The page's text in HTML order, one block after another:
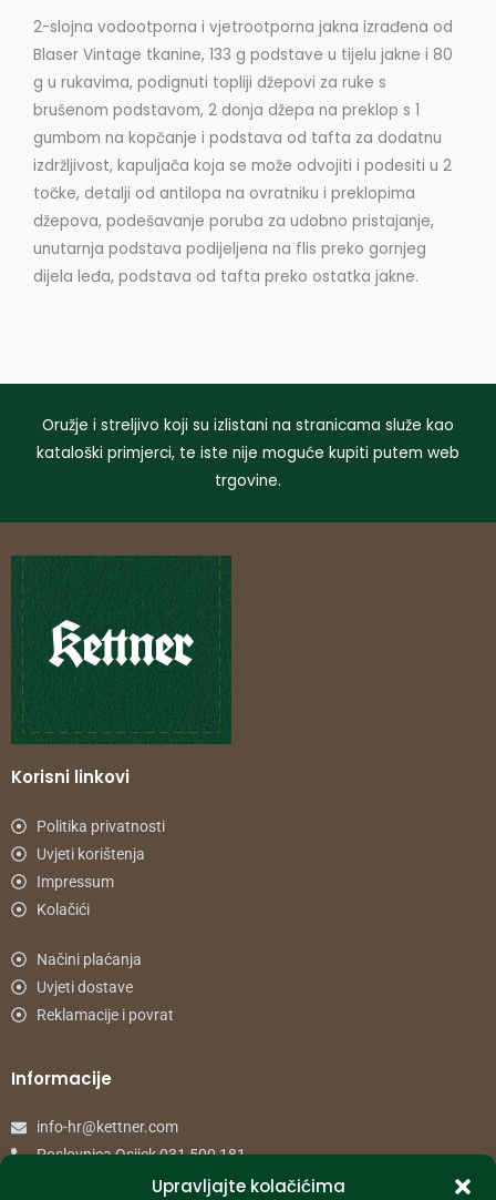
Upravljajte kolačićima
2-slojna vodootporna i vjetrootporna jakna izrađena od
Blaser Vintage tkanine, 133 g podstave u tijelu jakne i 80
g u rukavima, podignuti topliji džepovi za ruke s
brušenom podstavom, 2 donja džepa na preklop s 1
gumbom na kopčanje i podstava od tafta za dodatnu
izdržljivost, kapuljača koja se može odvojiti i podesiti u 2
točke, detalji od antilopa na ovratniku i preklopima
džepova, podešavanje poruba za udobno pristajanje,
unutarnja podstava podijeljena na flis preko gornjeg
dijela leđa, podstava od tafta preko ostatka jakne.
Oružje i streljivo koji su izlistani na stranicama služe kao
kataloški primjerci, te iste nije moguće kupiti putem web
trgovine.
Korisni linkovi
Politika privatnosti
Uvjeti korištenja
Impressum
Kolačići
Načini plaćanja
Uvjeti dostave
Reklamacije i povrat
Informacije
info-hr@kettner.com
Poslovnica Osijek 031 500 181
Poslovnica Zagreb 01 7798 900